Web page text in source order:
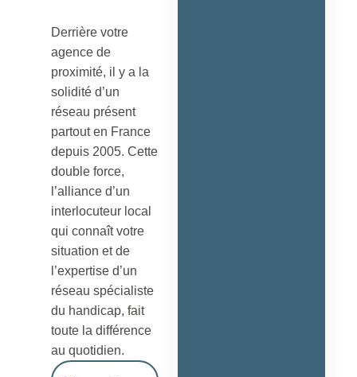
Derrière votre
agence de
proximité, il y a la
solidité d’un
réseau présent
partout en France
depuis 2005. Cette
double force,
l’alliance d’un
interlocuteur local
qui connaît votre
situation et de
l’expertise d’un
réseau spécialiste
du handicap, fait
toute la différence
au quotidien.